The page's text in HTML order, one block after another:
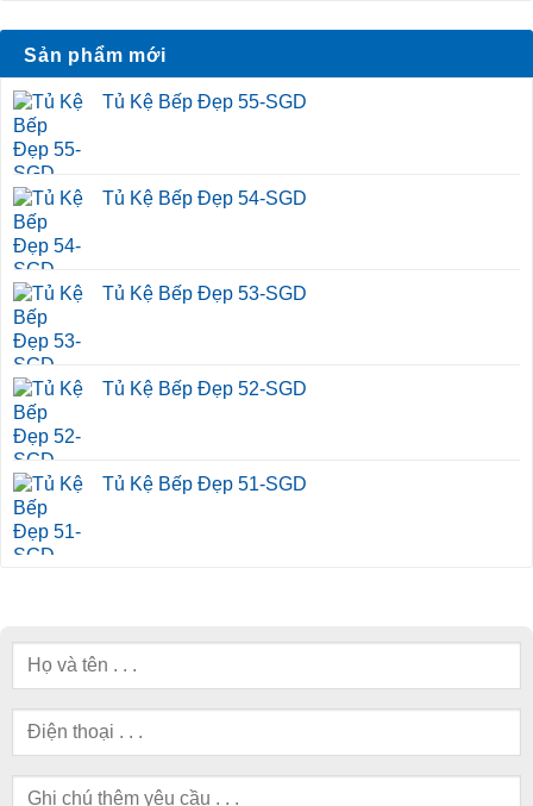
Sản phẩm mới
Tủ Kệ Bếp Đẹp 55-SGD
Tủ Kệ Bếp Đẹp 54-SGD
Tủ Kệ Bếp Đẹp 53-SGD
Tủ Kệ Bếp Đẹp 52-SGD
Tủ Kệ Bếp Đẹp 51-SGD